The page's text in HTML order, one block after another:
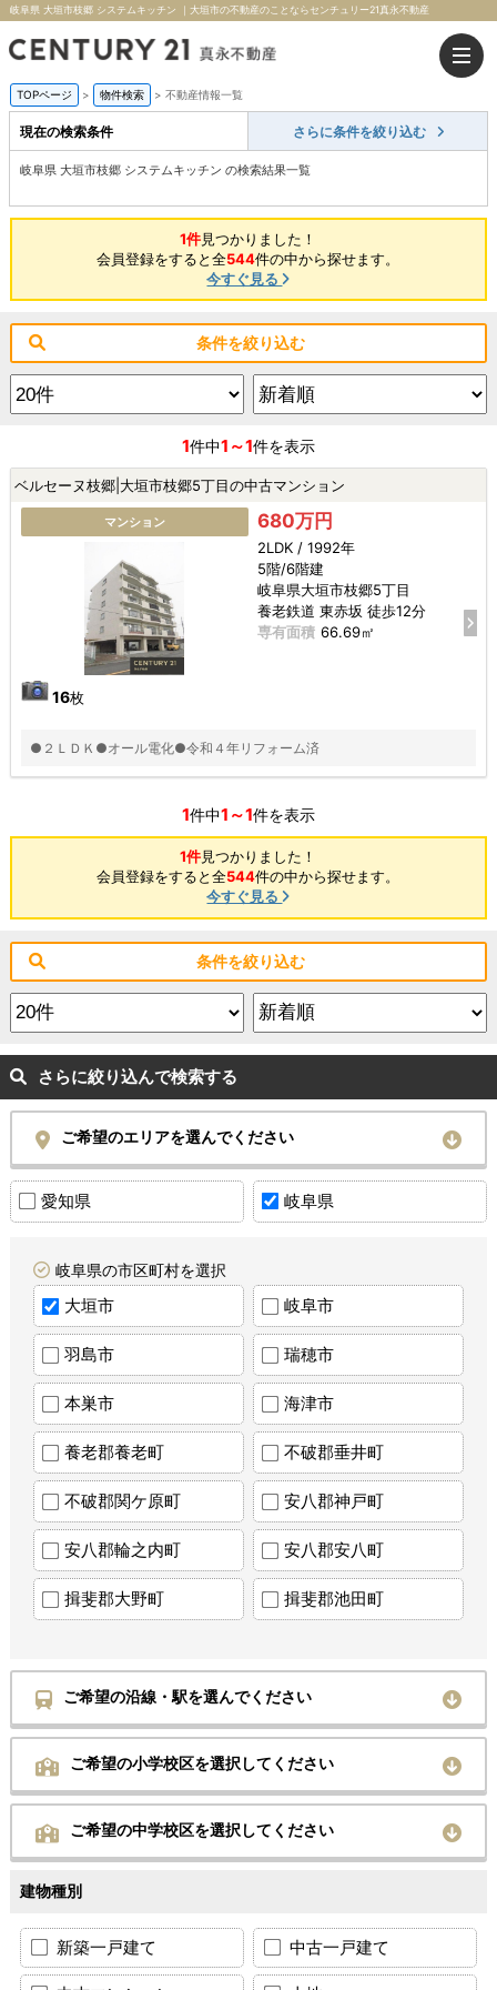
岐阜県 大垣市枝郷 システムキッチン ｜大垣市の不動産のことならセンチュリー21真永不動産
TOPページ > 物件検索 > 不動産情報一覧
現在の検索条件 さらに条件を絞り込む
岐阜県 大垣市枝郷 システムキッチン の検索結果一覧
1件見つかりました！
会員登録をすると全544件の中から探せます。
今すぐ見る
条件を絞り込む
1件中1～1件を表示
ベルセーヌ枝郷|大垣市枝郷5丁目の中古マンション
マンション
16枚
680万円
2LDK / 1992年
5階/6階建
岐阜県大垣市枝郷5丁目
養老鉄道 東赤坂 徒歩12分
専有面積 66.69㎡
●２ＬＤＫ●オール電化●令和４年リフォーム済
1件中1～1件を表示
1件見つかりました！
会員登録をすると全544件の中から探せます。
今すぐ見る
条件を絞り込む
さらに絞り込んで検索する
ご希望のエリアを選んでください
愛知県 岐阜県
岐阜県の市区町村を選択
大垣市 岐阜市
羽島市 瑞穂市
本巣市 海津市
養老郡養老町 不破郡垂井町
不破郡関ケ原町 安八郡神戸町
安八郡輪之内町 安八郡安八町
揖斐郡大野町 揖斐郡池田町
ご希望の沿線・駅を選んでください
ご希望の小学校区を選択してください
ご希望の中学校区を選択してください
建物種別
新築一戸建て 中古一戸建て